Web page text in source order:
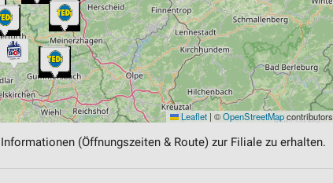
Leaflet | ©OpenStreetMapcontributors
(Öffnungszeiten & Route) zur Filiale zu erhalten.